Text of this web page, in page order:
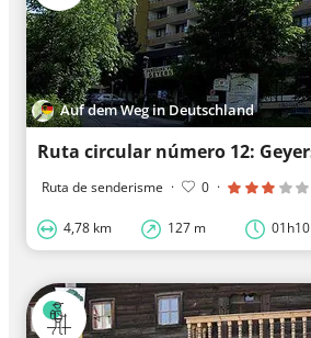
Auf dem Weg in Deutschland
Ruta de senderisme · 0 ·
4,78 km 127 m 01h10